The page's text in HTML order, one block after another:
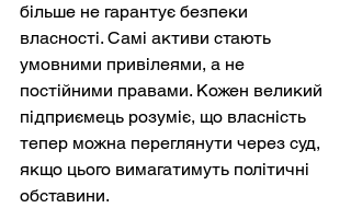
більше не гарантує безпеки
власності. Самі активи стають
умовними привілеями, а не
постійними правами. Кожен великий
підприємець розуміє, що власність
тепер можна переглянути через суд,
якщо цього вимагатимуть політичні
обставини.